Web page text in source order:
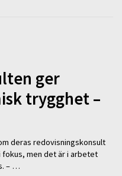
ger
trygghet –
deras redovisningskonsult
men det är i arbetet
– …